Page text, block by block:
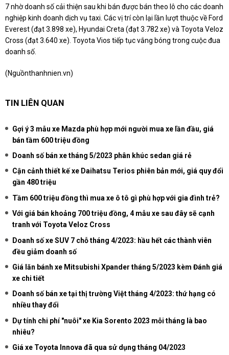
7 nhờ doanh số cải thiện sau khi bán được bán theo lô cho các doanh
nghiệp kinh doanh dịch vụ taxi. Các vị trí còn lại lần lượt thuộc về Ford
Everest (đạt 3.898 xe), Hyundai Creta (đạt 3.782 xe) và Toyota Veloz
Cross (đạt 3.640 xe). Toyota Vios tiếp tục vắng bóng trong cuộc đua
doanh số.
(Nguồnthanhnien.vn)
TIN LIÊN QUAN
Gợi ý 3 mẫu xe Mazda phù hợp mới người mua xe lần đầu, giá
bán tầm 600 triệu đồng
Doanh số bán xe tháng 5/2023 phân khúc sedan giá rẻ
Cận cảnh thiết kế xe Daihatsu Terios phiên bản mới, giá quy đổi
gần 480 triệu
Tầm 600 triệu đồng thì mua xe ô tô gì phù hợp với gia đình trẻ?
Với giá bán khoảng 700 triệu đồng, 4 mẫu xe sau đây sẽ cạnh
tranh với Toyota Veloz Cross
Doanh số xe SUV 7 chỗ tháng 4/2023: hầu hết các thành viên
đều giảm doanh số
Giá lăn bánh xe Mitsubishi Xpander tháng 5/2023 kèm Đánh giá
xe chi tiết
Doanh số bán xe tại thị trường Việt tháng 4/2023: thứ hạng có
nhiều thay đổi
Dự tính chi phí "nuôi" xe Kia Sorento 2023 mỗi tháng là bao
nhiêu?
Giá xe Toyota Innova đã qua sử dụng tháng 04/2023